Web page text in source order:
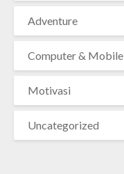
Adventure
Computer & Mobile
Motivasi
Uncategorized